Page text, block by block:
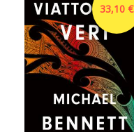
33,10 €